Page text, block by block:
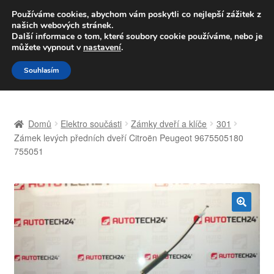
DOPRAVA od 139,-Kč
Volejte po-pá 9-16 704 494 494
Přeskočit
na
navigaci
Přejít
k
obsahu
Celosvětová doprava
Kontakt
Košík
Můj účet
Domů Elektro součásti Zámky dveří a klíče
301
Zámek levých předních dveří Citroën Peugeot 9675505180
755051
🔍
Používáme cookies, abychom vám poskytli co nejlepší zážitek z
našich webových stránek.
Další informace o tom, které soubory cookie používáme, nebo je
můžete vypnout v nastavení.
Souhlasím